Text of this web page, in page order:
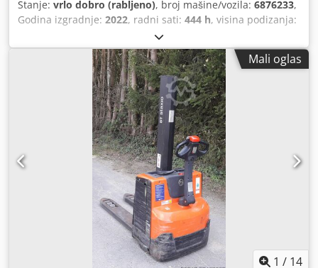
Stanje: vrlo dobro (rabljeno), broj mašine/vozila: 6876233,
Godina izgradnje: 2022, radni sati: 444 h, visina podizanja:
, slobodno podizanje:
električni, vrsta jarbola:dupleks, kapacitet baterije:210
, duljina vilica:1.200 mm, Mali oglas
1 / 14